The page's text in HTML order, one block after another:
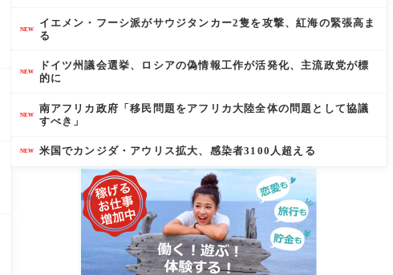
NEW
イエメン・フーシ派がサウジタンカー2隻を攻撃、紅海の緊張高ま
る
NEW
ドイツ州議会選挙、ロシアの偽情報工作が活発化、主流政党が標
的に
NEW
南アフリカ政府「移民問題をアフリカ大陸全体の問題として協議
すべき」
NEW 米国でカンジダ・アウリス拡大、感染者3100人超える